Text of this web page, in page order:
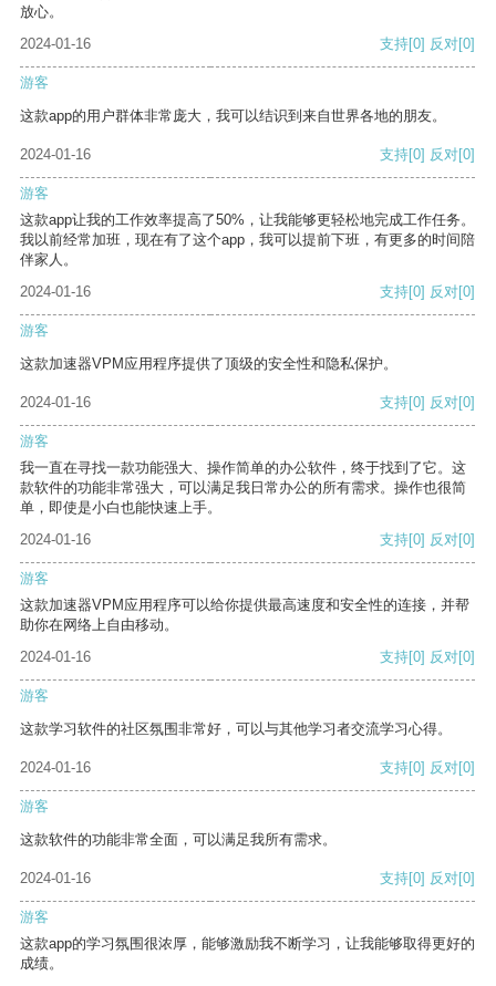
放心。
2024-01-16
支持[0] 反对[0]
游客
这款app的用户群体非常庞大，我可以结识到来自世界各地的朋友。
2024-01-16 支持[0] 反对[0]
游客
这款app让我的工作效率提高了50%，让我能够更轻松地完成工作任务。
我以前经常加班，现在有了这个app，我可以提前下班，有更多的时间陪
伴家人。
2024-01-16
支持[0] 反对[0]
游客
这款加速器VPM应用程序提供了顶级的安全性和隐私保护。
2024-01-16 支持[0] 反对[0]
游客
我一直在寻找一款功能强大、操作简单的办公软件，终于找到了它。这
款软件的功能非常强大，可以满足我日常办公的所有需求。操作也很简
单，即使是小白也能快速上手。
2024-01-16
支持[0] 反对[0]
游客
这款加速器VPM应用程序可以给你提供最高速度和安全性的连接，并帮
助你在网络上自由移动。
2024-01-16
支持[0] 反对[0]
游客
这款学习软件的社区氛围非常好，可以与其他学习者交流学习心得。
2024-01-16 支持[0] 反对[0]
游客
这款软件的功能非常全面，可以满足我所有需求。
2024-01-16 支持[0] 反对[0]
游客
这款app的学习氛围很浓厚，能够激励我不断学习，让我能够取得更好的
成绩。